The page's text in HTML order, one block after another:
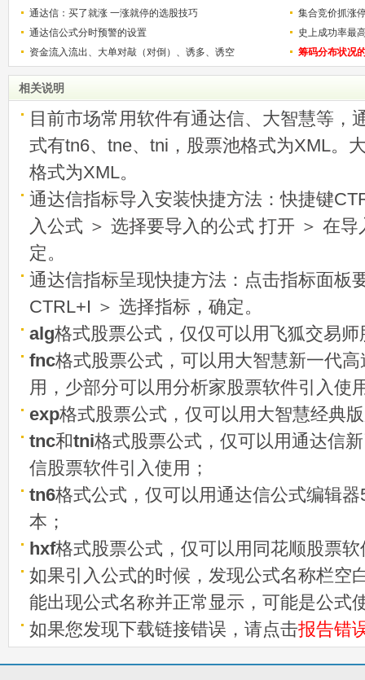
用
通达信：买了就涨 一涨就停的选股技巧
集合竞价抓涨
通达信公式分时预警的设置
史上成功率最
称选股法宝！
资金流入流出、大单对敲（对倒）、诱多、诱空 筹码分布状况
相关说明
目前市场常用软件有通达信、大智慧等，
式有tn6、tne、tni，股票池格式为XML。
格式为XML。
通达信指标导入安装快捷方法：快捷键
入公式 ＞ 选择要导入的公式 打开 ＞ 在
定。
通达信指标呈现快捷方法：点击指标面板
CTRL+I ＞ 选择指标，确定。
alg格式股票公式，仅仅可以用飞狐交易
fnc格式股票公式，可以用大智慧新一代
用，少部分可以用分析家股票软件引入使
exp格式股票公式，仅可以用大智慧经典
tnc和tni格式股票公式，仅可以用通达信
信股票软件引入使用；
tn6格式公式，仅可以用通达信公式编辑
本；
hxf格式股票公式，仅可以用同花顺股票
如果引入公式的时候，发现公式名称栏空
能出现公式名称并正常显示，可能是公式
如果您发现下载链接错误，请点击报告错